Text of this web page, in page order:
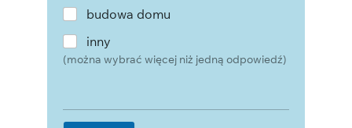
budowa domu
inny
(można wybrać więcej niż jedną odpowiedź)